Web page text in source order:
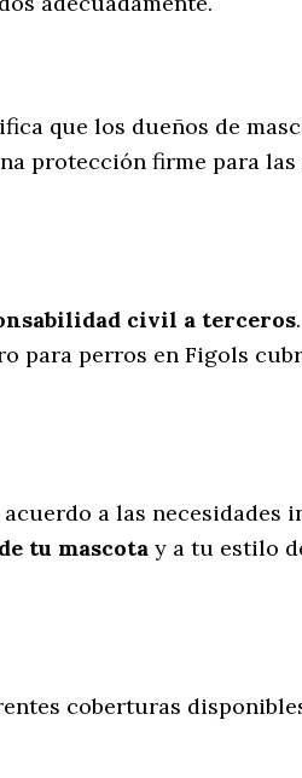
que los dueños de
protección firme para las
civil a terceros
para perros en Figols
acuerdo a las necesidades
tu mascota y a tu estilo
coberturas